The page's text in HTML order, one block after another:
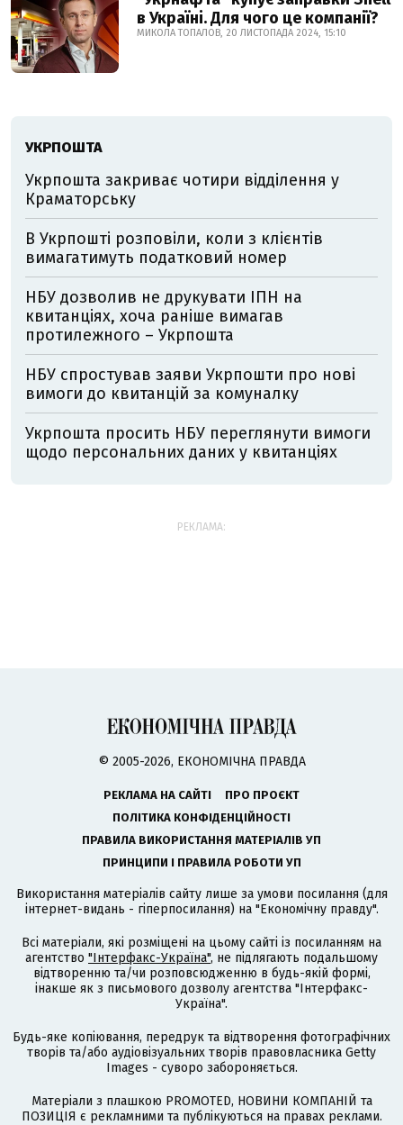
в Україні. Для чого це компанії?
МИКОЛА ТОПАЛОВ, 20 ЛИСТОПАДА 2024, 15:10
УКРПОШТА
Укрпошта закриває чотири відділення у
Краматорську
В Укрпошті розповіли, коли з клієнтів
вимагатимуть податковий номер
НБУ дозволив не друкувати ІПН на
квитанціях, хоча раніше вимагав
протилежного – Укрпошта
НБУ спростував заяви Укрпошти про нові
вимоги до квитанцій за комуналку
Укрпошта просить НБУ переглянути вимоги
щодо персональних даних у квитанціях
РЕКЛАМА:
© 2005-2026, ЕКОНОМІЧНА ПРАВДА
РЕКЛАМА НА САЙТІ
ПРО ПРОЄКТ
ПОЛІТИКА КОНФІДЕНЦІЙНОСТІ
ПРАВИЛА ВИКОРИСТАННЯ МАТЕРІАЛІВ УП
ПРИНЦИПИ І ПРАВИЛА РОБОТИ УП
Використання матеріалів сайту лише за умови посилання (для
інтернет-видань - гіперпосилання) на "Економічну правду".
Всі матеріали, які розміщені на цьому сайті із посиланням на
агентство "Інтерфакс-Україна", не підлягають подальшому
відтворенню та/чи розповсюдженню в будь-якій формі,
інакше як з письмового дозволу агентства "Інтерфакс-
Україна".
Будь-яке копіювання, передрук та відтворення фотографічних
творів та/або аудіовізуальних творів правовласника Getty
Images - суворо забороняється.
Матеріали з плашкою PROMOTED, НОВИНИ КОМПАНІЙ та
ПОЗИЦІЯ є рекламними та публікуються на правах реклами.